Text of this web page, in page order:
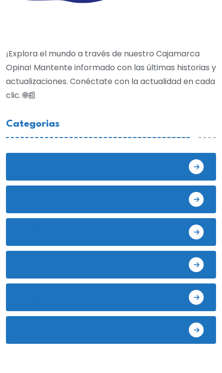
¡Explora el mundo a través de nuestro Cajamarca
Opina! Mantente informado con las últimas historias y
actualizaciones. Conéctate con la actualidad en cada
clic. 🌐📰
Categorias